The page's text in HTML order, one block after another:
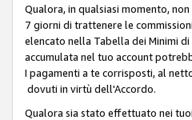
Qualora, in qualsiasi momento,
7 giorni di trattenere le
elencato nella Tabella dei Minimi
accumulata nel tuo account
I pagamenti a te corrisposti, al
dovuti in virtù dell'Accordo.
Qualora sia stato effettuato nei